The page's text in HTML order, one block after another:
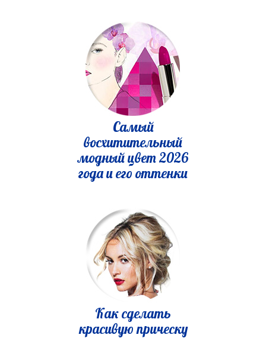
Самый
восхитительный
модный цвет 2026
года и его оттенки
Как сделать
красивую прическу